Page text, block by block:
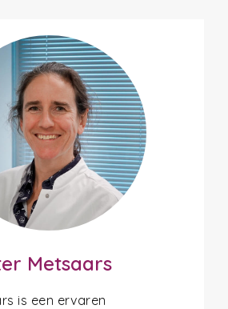
Metsaars
is een ervaren